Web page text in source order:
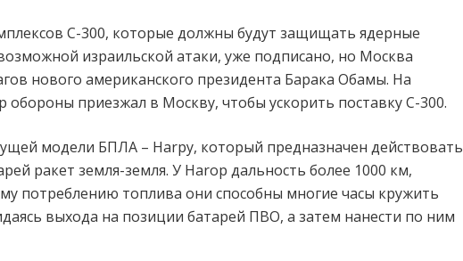
С-300, которые должны будут защищать ядерные
израильской атаки, уже подписано, но Москва
нового американского президента Барака Обамы. На
приезжал в Москву, чтобы ускорить поставку С-300.
модели БПЛА – Harpy, который предназначен действовать
ракет земля-земля. У Harop дальность более 1000 км,
потреблению топлива они способны многие часы кружить
выхода на позиции батарей ПВО, а затем нанести по ним